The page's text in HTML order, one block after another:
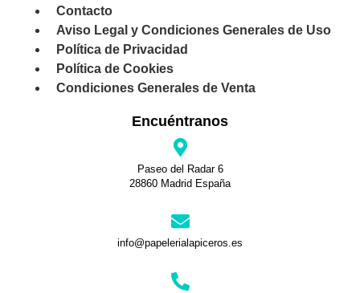
Contacto
Aviso Legal y Condiciones Generales de Uso
Política de Privacidad
Política de Cookies
Condiciones Generales de Venta
Encuéntranos
Paseo del Radar 6
28860 Madrid España
info@papelerialapiceros.es